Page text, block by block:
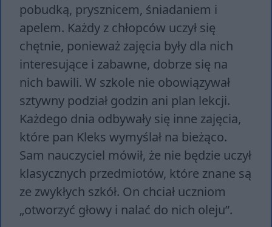
pobudką, prysznicem, śniadaniem i
apelem. Każdy z chłopców uczył się
chętnie, ponieważ zajęcia były dla nich
interesujące i zabawne, dobrze się na
nich bawili. W szkole nie obowiązywał
sztywny podział godzin ani plan lekcji.
Każdego dnia odbywały się inne zajęcia,
które pan Kleks wymyślał na bieżąco.
Sam nauczyciel mówił, że nie będzie uczył
klasycznych przedmiotów, które znane są
ze zwykłych szkół. On chciał uczniom
„otworzyć głowy i nalać do nich oleju”.